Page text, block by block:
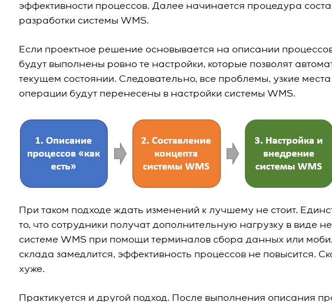
эффективности процессов. Далее начинается процедура
разработки системы WMS.
Если проектное решение основывается на описании процессов
будут выполнены ровно те настройки, которые позволят
текущем состоянии. Следовательно, все проблемы, узкие
операции будут перенесены в настройки системы WMS.
При таком подходе ждать изменений к лучшему не стоит.
то, что сотрудники получат дополнительную нагрузку в виде
системе WMS при помощи терминалов сбора данных или
склада замедлится, эффективность процессов не повысится.
хуже.
Практикуется и другой подход. После выполнения описания